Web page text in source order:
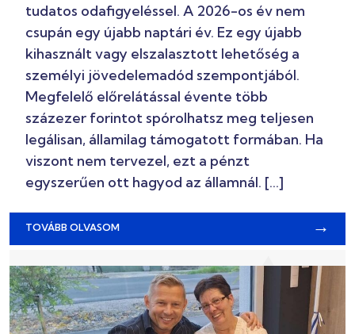
tudatos odafigyeléssel. A 2026-os év nem
csupán egy újabb naptári év. Ez egy újabb
kihasznált vagy elszalasztott lehetőség a
személyi jövedelemadód szempontjából.
Megfelelő előrelátással évente több
százezer forintot spórolhatsz meg teljesen
legálisan, államilag támogatott formában. Ha
viszont nem tervezel, ezt a pénzt
egyszerűen ott hagyod az államnál. […]
TOVÁBB OLVASOM →